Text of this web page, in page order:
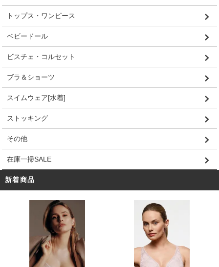
トップス・ワンピース
ベビードール
ビスチェ・コルセット
ブラ＆ショーツ
スイムウェア[水着]
ストッキング
その他
在庫一掃SALE
新着商品